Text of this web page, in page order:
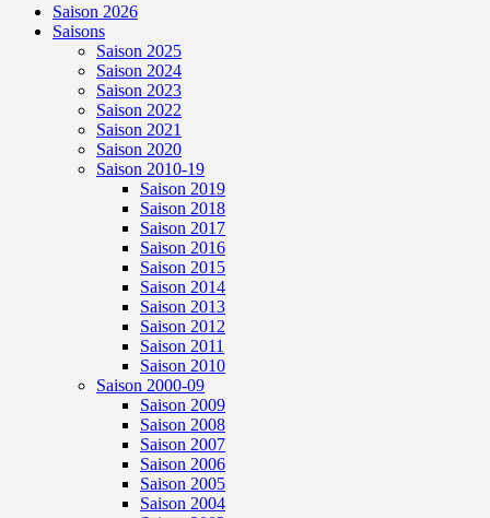
Saison 2026
Saisons
Saison 2025
Saison 2024
Saison 2023
Saison 2022
Saison 2021
Saison 2020
Saison 2010-19
Saison 2019
Saison 2018
Saison 2017
Saison 2016
Saison 2015
Saison 2014
Saison 2013
Saison 2012
Saison 2011
Saison 2010
Saison 2000-09
Saison 2009
Saison 2008
Saison 2007
Saison 2006
Saison 2005
Saison 2004